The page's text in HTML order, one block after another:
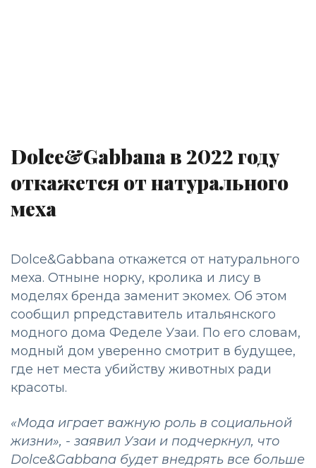
Dolce&Gabbana в 2022 году
откажется от натурального
меха
Dolce&Gabbana откажется от натурального
меха. Отныне норку, кролика и лису в
моделях бренда заменит экомех. Об этом
сообщил рпредставитель итальянского
модного дома Феделе Узаи. По его словам,
модный дом уверенно смотрит в будущее,
где нет места убийству животных ради
красоты.
«Мода играет важную роль в социальной
жизни», - заявил Узаи и подчеркнул, что
Dolce&Gabbana будет внедрять все больше